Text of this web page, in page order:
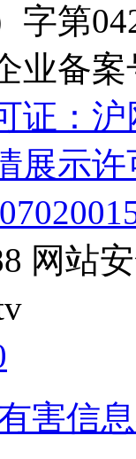
字第
业备案
证：
展示许
网站
害信